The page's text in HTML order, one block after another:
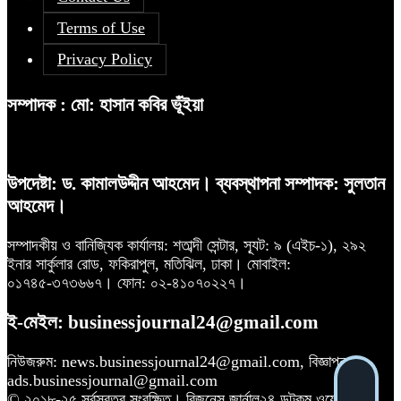
Terms of Use
Privacy Policy
সম্পাদক : মো: হাসান কবির ভূঁইয়া
উপদেষ্টা: ড. কামালউদ্দীন আহমেদ। ব্যবস্থাপনা সম্পাদক: সুলতান
আহমেদ।
সম্পাদকীয় ও বানিজ্যিক কার্যালয়: শতাব্দী সেন্টার, স্যূট: ৯ (এইচ-১), ২৯২
ইনার সার্কুলার রোড, ফকিরাপুল, মতিঝিল, ঢাকা। মোবাইল:
০১৭৪৫-৩৭৩৬৬৭। ফোন: ০২-৪১০৭০২২৭।
ই-মেইল: businessjournal24@gmail.com
নিউজরুম: news.businessjournal24@gmail.com, বিজ্ঞাপন:
ads.businessjournal@gmail.com